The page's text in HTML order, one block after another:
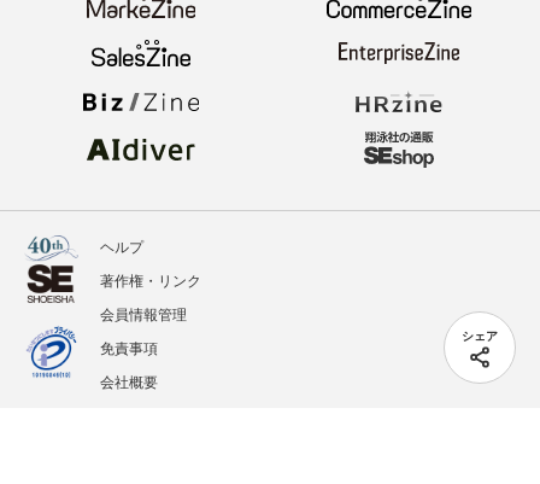
シェア
ヘルプ
著作権・リンク
会員情報管理
免責事項
会社概要